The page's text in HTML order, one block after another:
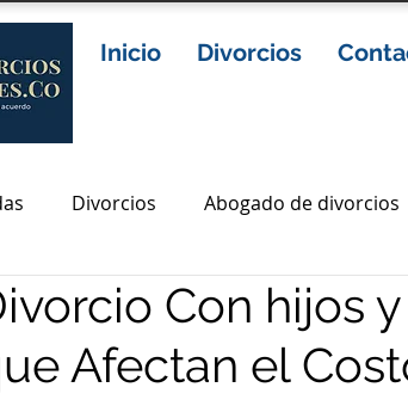
Inicio Divorcios
Divorcios Abogado de divorcios
divorcio en colombia abogados de
divorcio en bogota
Con hijos
Afectan el